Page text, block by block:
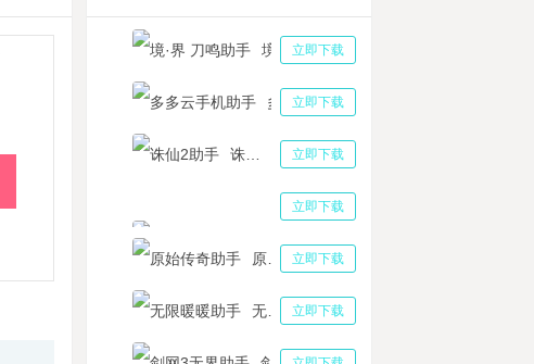
立即下载
立即下载
多多云手机助手
立即下载
立即下载
三国志战略版助手
立即下载
立即下载